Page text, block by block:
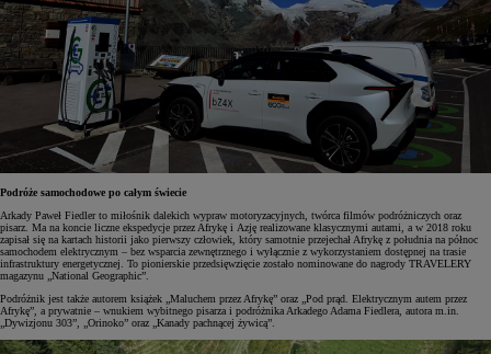
Podróże samochodowe po całym świecie
Arkady Paweł Fiedler to miłośnik dalekich wypraw motoryzacyjnych, twórca filmów podróżniczych oraz
pisarz. Ma na koncie liczne ekspedycje przez Afrykę i Azję realizowane klasycznymi autami, a w 2018 roku
zapisał się na kartach historii jako pierwszy człowiek, który samotnie przejechał Afrykę z południa na północ
samochodem elektrycznym – bez wsparcia zewnętrznego i wyłącznie z wykorzystaniem dostępnej na trasie
infrastruktury energetycznej. To pionierskie przedsięwzięcie zostało nominowane do nagrody TRAVELERY
magazynu „National Geographic”.
Podróżnik jest także autorem książek „Maluchem przez Afrykę” oraz „Pod prąd. Elektrycznym autem przez
Afrykę”, a prywatnie – wnukiem wybitnego pisarza i podróżnika Arkadego Adama Fiedlera, autora m.in.
„Dywizjonu 303”, „Orinoko” oraz „Kanady pachnącej żywicą”.